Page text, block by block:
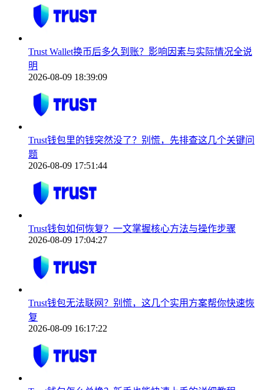
Trust Wallet换币后多久到账？影响因素与实际情况全说
明
2026-08-09 18:39:09
Trust钱包里的钱突然没了？别慌，先排查这几个关键问
题
2026-08-09 17:51:44
Trust钱包如何恢复？一文掌握核心方法与操作步骤
2026-08-09 17:04:27
Trust钱包无法联网？别慌，这几个实用方案帮你快速恢
复
2026-08-09 16:17:22